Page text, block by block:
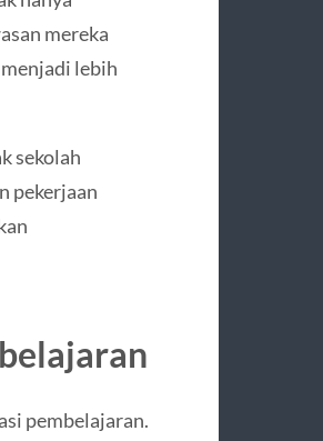
mereka
lebih
sekolah
pekerjaan
pembelajaran.